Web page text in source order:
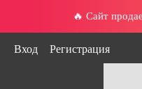
🔥 Сайт
Вход Регистрация